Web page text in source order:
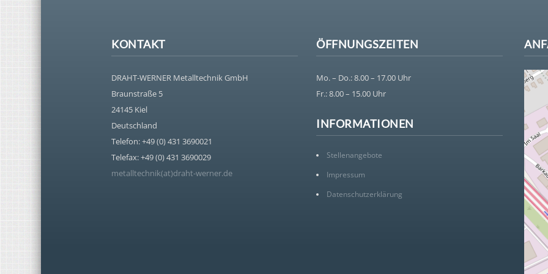
KONTAKT
DRAHT-WERNER Metalltechnik GmbH
Braunstraße 5
24145 Kiel
Deutschland
Telefon: +49 (0) 431 3690021
Telefax: +49 (0) 431 3690029
metalltechnik(at)draht-werner.de
ÖFFNUNGSZEITEN
Mo. – Do.: 8.00 – 17.00 Uhr
Fr.: 8.00 – 15.00 Uhr
INFORMATIONEN
Stellenangebote
Impressum
Datenschutzerklärung